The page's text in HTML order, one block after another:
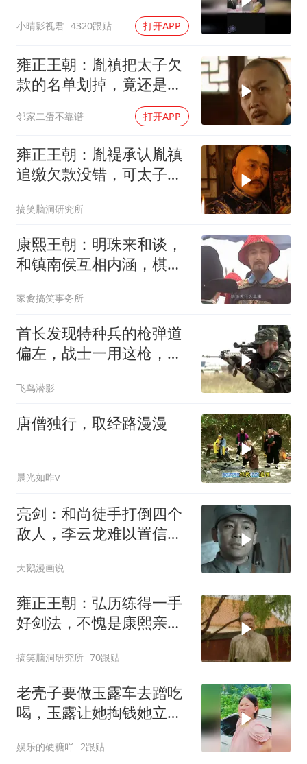
小晴影视君 4320跟贴 打开APP
雍正王朝：胤禛把太子欠
款的名单划掉，竟还是被
邻家二蛋不靠谱 打开APP
雍正王朝：胤褆承认胤禛
追缴欠款没错，可太子欠
搞笑脑洞研究所
康熙王朝：明珠来和谈，
和镇南侯互相内涵，棋逢
家禽搞笑事务所
首长发现特种兵的枪弹道
偏左，战士一用这枪，百
飞鸟潜影
唐僧独行，取经路漫漫
晨光如昨v
亮剑：和尚徒手打倒四个
敌人，李云龙难以置信，
天鹅漫画说
雍正王朝：弘历练得一手
好剑法，不愧是康熙亲自
搞笑脑洞研究所 70跟贴
老壳子要做玉露车去蹭吃
喝，玉露让她掏钱她立刻
娱乐的硬糖吖 2跟贴